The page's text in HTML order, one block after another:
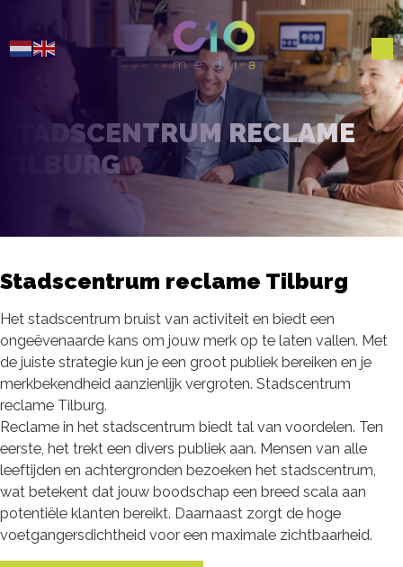
STADSCENTRUM RECLAME
TILBURG
Stadscentrum reclame Tilburg
Het stadscentrum bruist van activiteit en biedt een
ongeëvenaarde kans om jouw merk op te laten vallen. Met
de juiste strategie kun je een groot publiek bereiken en je
merkbekendheid aanzienlijk vergroten. Stadscentrum
reclame Tilburg.
Reclame in het stadscentrum biedt tal van voordelen. Ten
eerste, het trekt een divers publiek aan. Mensen van alle
leeftijden en achtergronden bezoeken het stadscentrum,
wat betekent dat jouw boodschap een breed scala aan
potentiële klanten bereikt. Daarnaast zorgt de hoge
voetgangersdichtheid voor een maximale zichtbaarheid.